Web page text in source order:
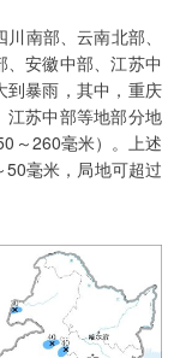
南部、云南北部、
安徽中部、江苏中
到暴雨，其中，重庆
江苏中部等地部分地
～260毫米）。上述
毫米，局地可超过